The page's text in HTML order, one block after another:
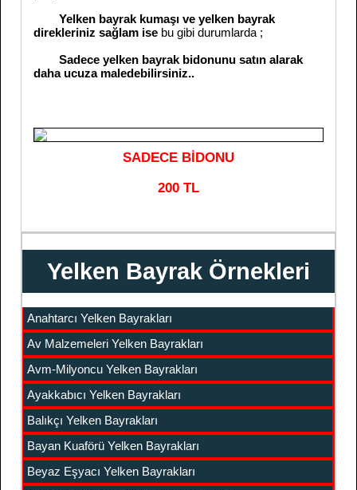
Yelken bayrak kumaşı ve yelken bayrak
direkleriniz sağlam ise bu gibi durumlarda ;
Sadece yelken bayrak bidonunu satın alarak
daha ucuza maledebilirsiniz..
SADECE BİDONU
200 TL
Yelken Bayrak Örnekleri
Anahtarcı Yelken Bayrakları
Av Malzemeleri Yelken Bayrakları
Avm-Milyoncu Yelken Bayrakları
Ayakkabıcı Yelken Bayrakları
Balıkçı Yelken Bayrakları
Bayan Kuaförü Yelken Bayrakları
Beyaz Eşyacı Yelken Bayrakları